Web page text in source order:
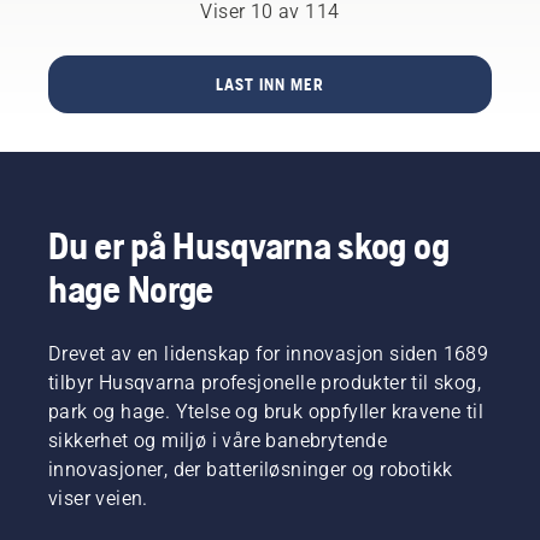
ut om
banen er
for hard
ekspert
på
sportsgress,
gir noen
tips og
forteller
hvordan
baner
over hele
verden
måles
med å
redusere
håndvibrasjoner.
Og
venter
utføres,
hvor en
av en
profesjonell
Automower®
robotgressklipper
på én
halvdel,
løse
blir
bruken
bærekraftig
løsning.
løsning
som kan
senke
kostnader,
forbedre
gresskvaliteten,
Viser 10 av 114
LAST INN MER
Du er på Husqvarna skog og
hage Norge
Drevet av en lidenskap for innovasjon siden 1689
tilbyr Husqvarna profesjonelle produkter til skog,
park og hage. Ytelse og bruk oppfyller kravene til
sikkerhet og miljø i våre banebrytende
innovasjoner, der batteriløsninger og robotikk
viser veien.